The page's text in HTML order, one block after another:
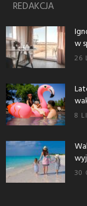
REDAKCJA
w
26
8
30